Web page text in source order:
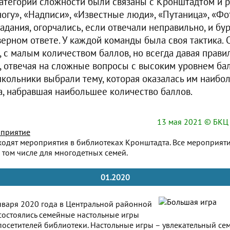
«Надписи», «Известные люди», «Путаница»,
огорчались, если отвечали неправильно, и
ответе. У каждой команды была своя тактика.
малым количеством баллов, но всегда давая
отвечая на сложные вопросы с высоким уровнем
выбрали тему, которая оказалась им
набравшая наибольшее количество баллов.
13 мая 2021 © БКЦ
мероприятия в библиотеках Кронштадта. Все
числе для многодетных семей.
01.2020
2020 года в Центральной районной
семейные настольные игры
библиотеки. Настольные игры – увлекательный